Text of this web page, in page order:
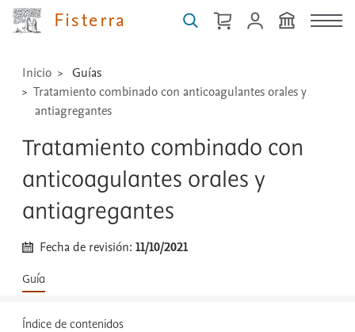
Fisterra
...
Inicio
Guías
Tratamiento combinado con anticoagulantes orales y
antiagregantes
Tratamiento combinado con
anticoagulantes orales y
antiagregantes
Fecha de revisión:11/10/2021
Guía
Índice de contenidos